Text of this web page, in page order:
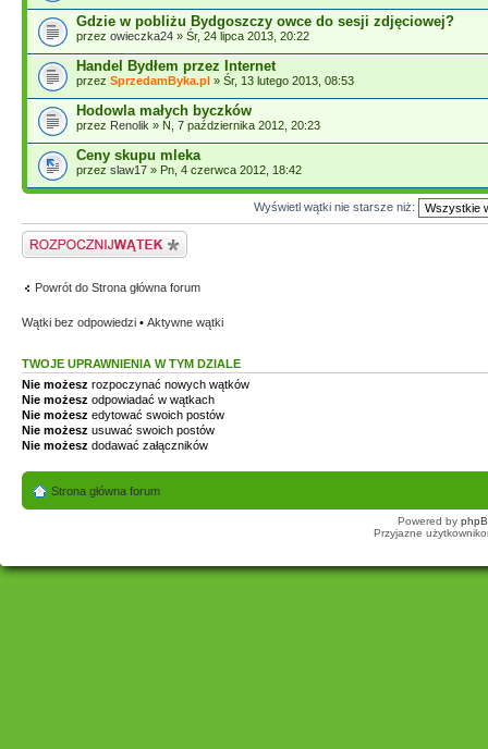
Gdzie w pobliżu Bydgoszczy owce do sesji zdjęciowej?
przez owieczka24 » Śr, 24 lipca 2013, 20:22
Handel Bydłem przez Internet
przez SprzedamByka.pl » Śr, 13 lutego 2013, 08:53
Hodowla małych byczków
przez Renolik » N, 7 października 2012, 20:23
Ceny skupu mleka
przez slaw17 » Pn, 4 czerwca 2012, 18:42
Wyświetl wątki nie starsze niż:
Napisz wątek
Powrót do Strona główna forum
Wątki bez odpowiedzi • Aktywne wątki
TWOJE UPRAWNIENIA W TYM DZIALE
Nie możesz rozpoczynać nowych wątków
Nie możesz odpowiadać w wątkach
Nie możesz edytować swoich postów
Nie możesz usuwać swoich postów
Nie możesz dodawać załączników
Strona główna forum
Powered by
Przyjazne